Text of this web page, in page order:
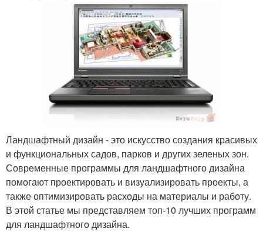
Ландшафтный дизайн - это искусство создания красивых
и функциональных садов, парков и других зеленых зон.
Современные программы для ландшафтного дизайна
помогают проектировать и визуализировать проекты, а
также оптимизировать расходы на материалы и работу.
В этой статье мы представляем топ-10 лучших программ
для ландшафтного дизайна.